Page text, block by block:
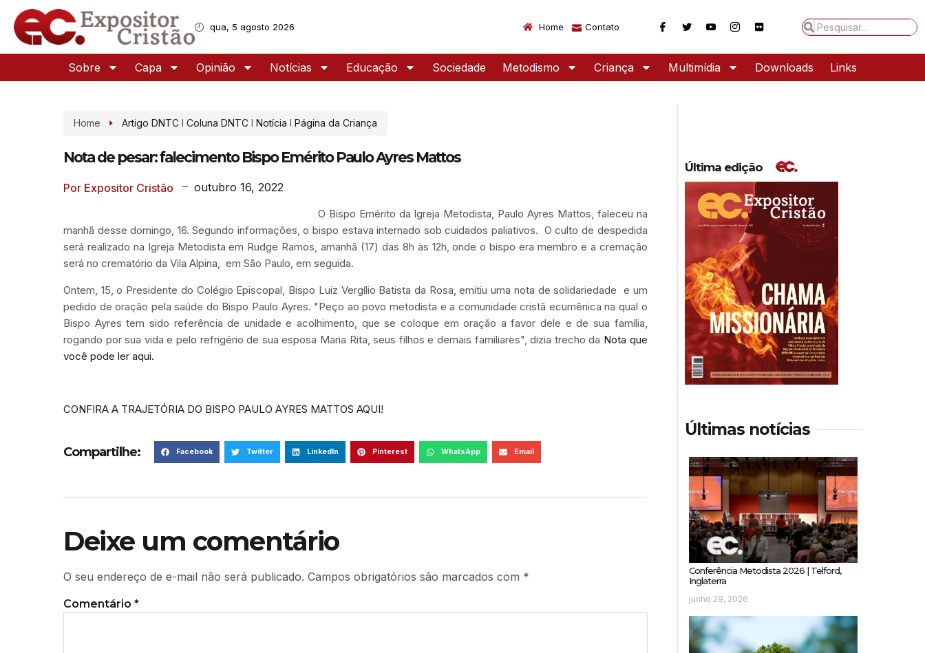
qua, 5 agosto 2026 Home Contato
Sobre Capa Opinião Notícias Educação Sociedade Metodismo Criança Multimídia Downloads Links
Home Artigo DNTCI Coluna DNTCI Notícia Página da Criança
Nota de pesar: falecimento Bispo Emérito Paulo Ayres Mattos
Por Expositor Cristão outubro 16, 2022
O Bispo Emérito da Igreja Metodista, Paulo Ayres Mattos, faleceu na
manhã desse domingo, 16. Segundo informações, o bispo estava internado sob cuidados paliativos. O culto de despedida
será realizado na Igreja Metodista em Rudge Ramos, amanhã (17) das 8h às 12h, onde o bispo era membro e a cremação
será no crematório da Vila Alpina, em São Paulo, em seguida.
Ontem, 15, o Presidente do Colégio Episcopal, Bispo Luiz Vergílio Batista da Rosa, emitiu uma nota de solidariedade e um
pedido de oração pela saúde do Bispo Paulo Ayres. "Peço ao povo metodista e a comunidade cristã ecumênica na qual o
Bispo Ayres tem sido referência de unidade e acolhimento, que se coloque em oração a favor dele e de sua família,
rogando por sua vida e pelo refrigério de sua esposa Maria Rita, seus filhos e demais familiares", dizia trecho da Nota que
você pode ler aqui.
CONFIRA A TRAJETÓRIA DO BISPO PAULO AYRES MATTOS AQUI!
Compartilhe: Facebook Twitter LinkedIn Pinterest WhatsApp Email
Deixe um comentário
O seu endereço de e-mail não será publicado. Campos obrigatórios são marcados com *
Comentário *
Última edição
Últimas notícias
Conferência Metodista 2026 | Telford,
Inglaterra
junho 29, 2026